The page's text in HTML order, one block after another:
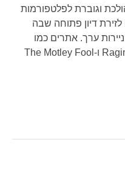
וגוברת לפלטפורמות
דיון פתוחה שבה
ערך. אתרים כמו
RagingBull.com, SiliconInvestor.com ו-The Motley Fool